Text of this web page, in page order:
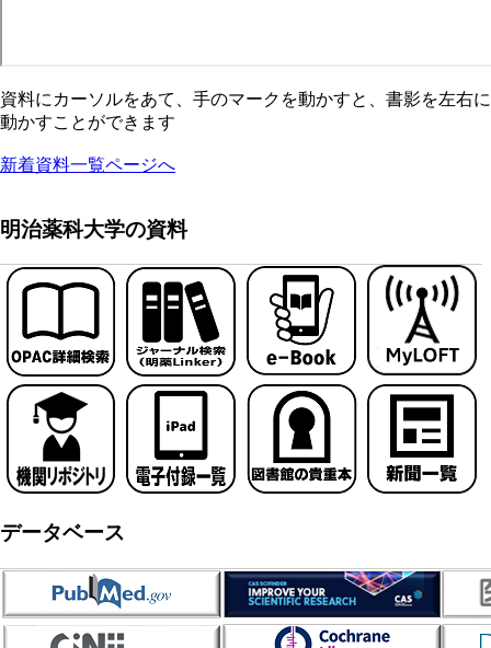
資料にカーソルをあて、手のマークを動かすと、書影を左右に
動かすことができます
新着資料一覧ページへ
明治薬科大学の資料
データベース